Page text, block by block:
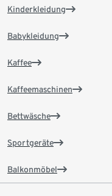
Kinderkleidung
Babykleidung
Kaffee
Kaffeemaschinen
Bettwäsche
Sportgeräte
Balkonmöbel